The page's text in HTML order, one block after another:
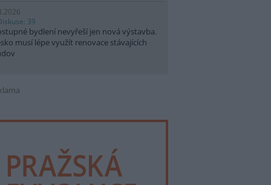
39
bydlení nevyřeší jen nová výstavba.
musí lépe využít renovace stávajících